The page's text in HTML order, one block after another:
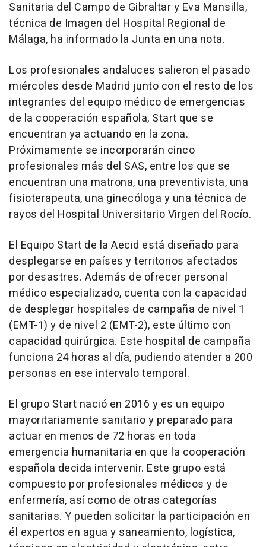
Sanitaria del Campo de Gibraltar y Eva Mansilla,
técnica de Imagen del Hospital Regional de
Málaga, ha informado la Junta en una nota.
Los profesionales andaluces salieron el pasado
miércoles desde Madrid junto con el resto de los
integrantes del equipo médico de emergencias
de la cooperación española, Start que se
encuentran ya actuando en la zona.
Próximamente se incorporarán cinco
profesionales más del SAS, entre los que se
encuentran una matrona, una preventivista, una
fisioterapeuta, una ginecóloga y una técnica de
rayos del Hospital Universitario Virgen del Rocío.
El Equipo Start de la Aecid está diseñado para
desplegarse en países y territorios afectados
por desastres. Además de ofrecer personal
médico especializado, cuenta con la capacidad
de desplegar hospitales de campaña de nivel 1
(EMT-1) y de nivel 2 (EMT-2), este último con
capacidad quirúrgica. Este hospital de campaña
funciona 24 horas al día, pudiendo atender a 200
personas en ese intervalo temporal.
El grupo Start nació en 2016 y es un equipo
mayoritariamente sanitario y preparado para
actuar en menos de 72 horas en toda
emergencia humanitaria en que la cooperación
española decida intervenir. Este grupo está
compuesto por profesionales médicos y de
enfermería, así como de otras categorías
sanitarias. Y pueden solicitar la participación en
él expertos en agua y saneamiento, logística,